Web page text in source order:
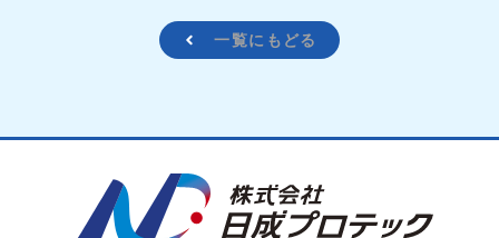
一覧にもどる